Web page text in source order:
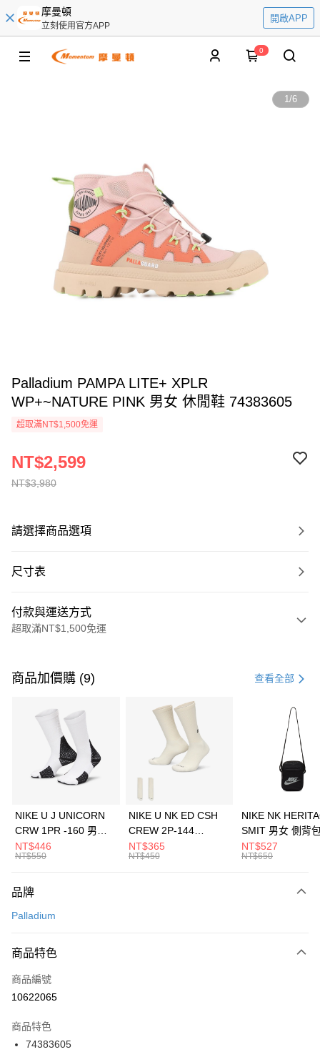
摩曼頓
立刻使用官方APP
開啟APP
0
1/6
Palladium PAMPA LITE+ XPLR
WP+~NATURE PINK 男女 休閒鞋 74383605
超取滿NT$1,500免運
NT$3,980
NT$2,599
請選擇商品選項
尺寸表
付款與運送方式
超取滿NT$1,500免運
信用卡一次付款
3 期 0 利率 每期 21家銀行
合作金庫商業銀行
第一商業銀行
華南商業銀行
彰化商業銀行
上海商業儲蓄銀行
元大商業銀行
台灣樂天信用卡公司
Apple Pay
全盈+PAY
AFTEE先享後付
【關於「AFTEE先享後付」】
便利好安心！
３．安心：先確認商品／服務後，再付款。
【「AFTEE先享後付」結帳流程】
１．於結帳方式選擇「AFTEE先享後付」後，將跳轉至「AFTEE先享後付」
２．訂單成立數日內，您將收到繳費通知簡訊。
３．收到繳費通知簡訊後14天內，點擊此簡訊中的連結，可透過四大超商／
ATM／網路銀行／等多元方式進行付款，方視為交易完成。
運送方式
每筆NT$100，滿NT$1,500(含以上)免運費
宅配
每筆NT$100，滿NT$1,500(含以上)免運費
付款後門市自取
每筆NT$100，滿NT$1,500(含以上)免運費
商品加價購 (9) 查看全部
NIKE U J UNICORN
CRW 1PR -160 男女
中統襪 FZ3393100
NT$446
NT$550
NIKE U NK ED CSH
CREW 2P-144
EMBRDY 男女 短統襪
FZ3073133
NT$365
NT$450
NIKE NK
SMIT 男女 側背
BA5871010
NT$527
NT$650
品牌
Palladium
商品特色
商品編號
10622065
商品特色
74383605